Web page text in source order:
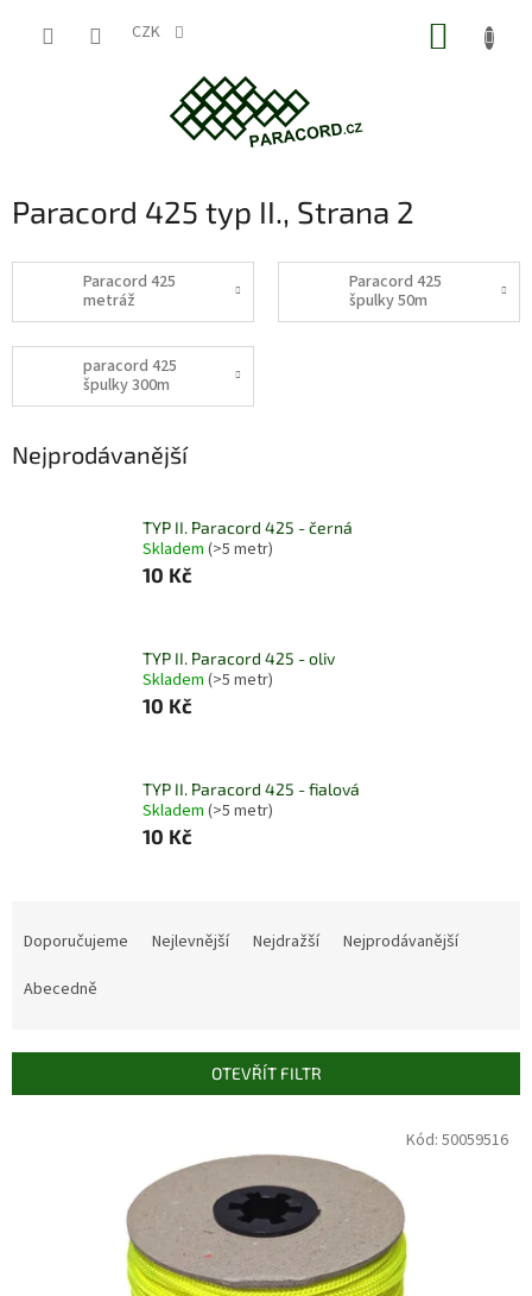
CZK
Paracord 425 typ II., Strana 2
Paracord 425
metráž
Paracord 425
špulky 50m
paracord 425
špulky 300m
Nejprodávanější
TYP II. Paracord 425 - černá
Skladem (>5 metr)
10 Kč
TYP II. Paracord 425 - oliv
Skladem (>5 metr)
10 Kč
TYP II. Paracord 425 - fialová
Skladem (>5 metr)
10 Kč
r
Doporučujeme Nejlevnější Nejdražší
Nejprodávanější
Abecedně
OTEVŘÍT FILTR
Kód: 50059516